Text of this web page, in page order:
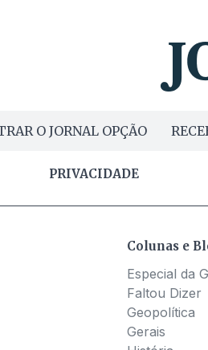
O JORNAL OPÇÃO
PRIVACIDADE
Colunas e
Especial da
Faltou Dizer
Geopolítica
Gerais